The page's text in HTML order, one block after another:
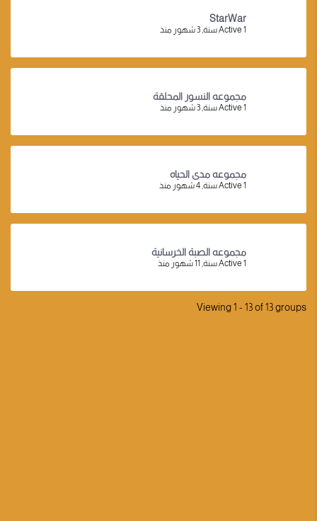
StarWar
Active 1 سنة, 3 شهور منذ
مجموعه النسور المحلقة
Active 1 سنة, 3 شهور منذ
مجموعه مدى الحياه
Active 1 سنة, 4 شهور منذ
مجموعه الصبة الخرسانية
Active 1 سنة, 11 شهور منذ
Viewing 1 - 13 of 13 groups